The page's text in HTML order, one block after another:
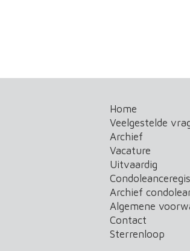
Home
Veelgestelde
Archief
Vacature
Uitvaardig
Archief
Algemene
Contact
Sterrenloop